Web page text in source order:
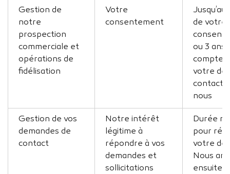
Gestion de
notre
prospection
commerciale et
opérations de
fidélisation
Votre
consentement
de votre
ou 3 ans
compter
votre
contact
nous
Gestion de vos
demandes de
contact
Notre intérêt
légitime à
répondre à vos
demandes et
sollicitations
Durée
pour
votre
Nous
ensuite